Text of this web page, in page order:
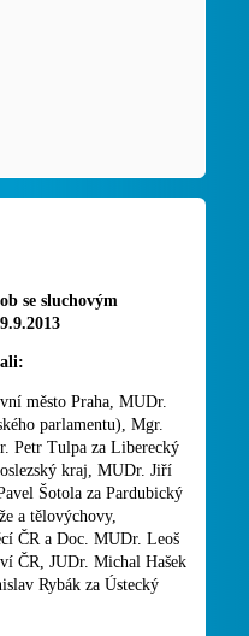
se sluchovým
město Praha, MUDr.
parlamentu), Mgr.
Petr Tulpa za Liberecký
kraj, MUDr. Jiří
Šotola za Pardubický
a tělovýchovy,
ČR a Doc. MUDr. Leoš
ČR, JUDr. Michal Hašek
Rybák za Ústecký